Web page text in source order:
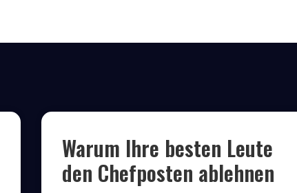
Warum Ihre besten Leute
den Chefposten ablehnen